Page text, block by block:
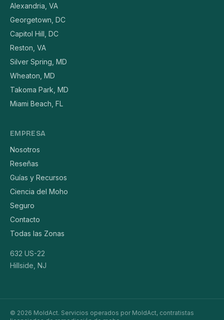
Alexandria, VA
Georgetown, DC
Capitol Hill, DC
Reston, VA
Silver Spring, MD
Wheaton, MD
Takoma Park, MD
Miami Beach, FL
EMPRESA
Nosotros
Reseñas
Guías y Recursos
Ciencia del Moho
Seguro
Contacto
Todas las Zonas
632 US-22
Hillside, NJ
© 2026 MoldAct. Servicios operados por MoldAct, contratistas